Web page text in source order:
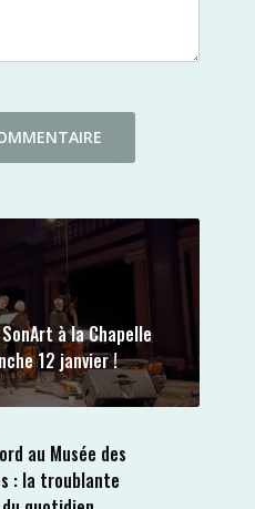
à la Chapelle
12 janvier !
au Musée des
: la troublante